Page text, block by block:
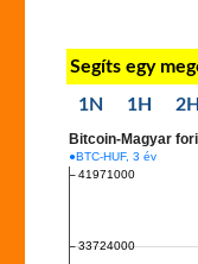
Segíts egy
1N 1H 2H